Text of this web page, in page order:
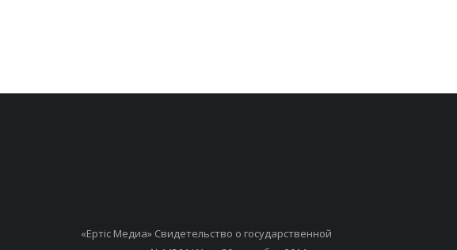
«Ертiс Медиа» Свидетельство о государственной